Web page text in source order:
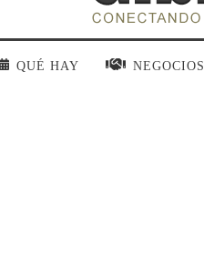
QUÉ HAY NEGOCIOS